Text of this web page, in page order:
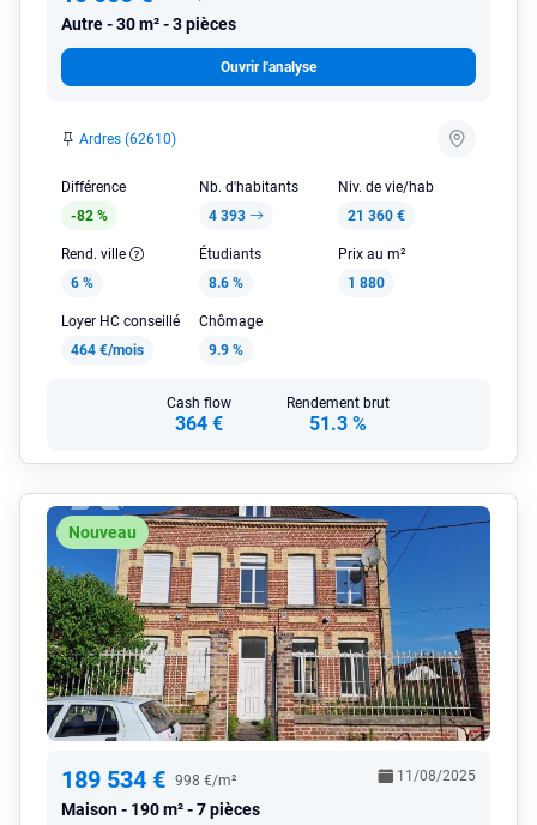
Autre 30 m² - 3 pièces
Ouvrir l'analyse
Ardres (62610)
Différence
-82 %
Nb. d'habitants
4 393
Niv. de vie/hab
21 360 €
Rend. ville
6 %
Étudiants
8.6 %
Prix au m²
1 880
Loyer HC conseillé
464 €/mois
Chômage
9.9 %
Cash flow
364 €
Rendement brut
51.3 %
Nouveau
189 534 € 998 €/m²
Maison 190 m² - 7 pièces
11/08/2025